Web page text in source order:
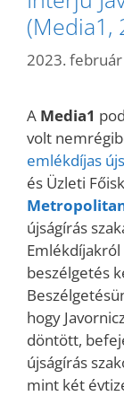
(Media1,
2023.
A Media1
volt
emlékdíjas
és Üzleti
újságírás
beszélgetés
hogy
döntött,
újságírás
mint két